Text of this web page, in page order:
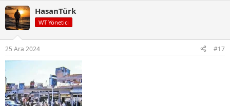
k
i
l
:
HasanTürk
WT Yönetici
25 Ara 2024 #17